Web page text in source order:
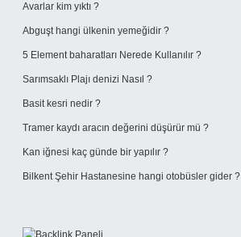
Avarlar kim yıktı ?
Abguşt hangi ülkenin yemeğidir ?
5 Element baharatları Nerede Kullanılır ?
Sarımsaklı Plajı denizi Nasıl ?
Basit kesri nedir ?
Tramer kaydı aracın değerini düşürür mü ?
Kan iğnesi kaç günde bir yapılır ?
Bilkent Şehir Hastanesine hangi otobüsler gider ?